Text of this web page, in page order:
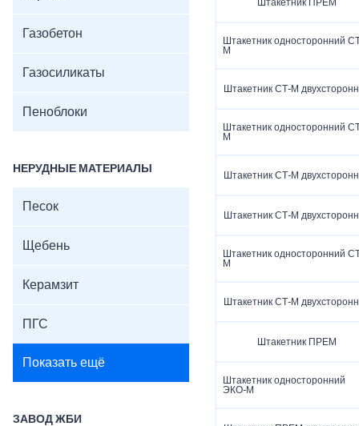
Газобетон
Газосиликаты
Пеноблоки
НЕРУДНЫЕ МАТЕРИАЛЫ
Песок
Щебень
Керамзит
ПГС
Показать ещё
ЗАВОД ЖБИ
Штакетник ПРЕМ
Штакетник односторонний
М
Штакетник СТ-М
Штакетник односторонний
М
Штакетник СТ-М
Штакетник СТ-М
Штакетник односторонний
М
Штакетник СТ-М
Штакетник ПРЕМ
Штакетник односторонний
ЭКО-М